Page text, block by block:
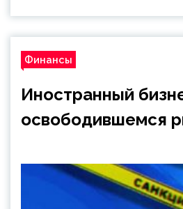
Финансы
Иностранный
освободившемся